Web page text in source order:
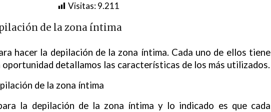
Visitas:9.211
de la zona íntima
hacer la depilación de la zona íntima. Cada uno de ellos tiene
oportunidad detallamos las características de los más utilizados.
la depilación de la zona íntima y lo indicado es que cada